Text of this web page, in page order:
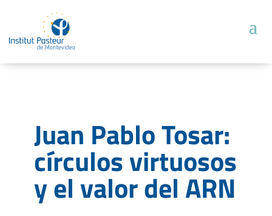
Juan Pablo Tosar:
círculos virtuosos
y el valor del ARN